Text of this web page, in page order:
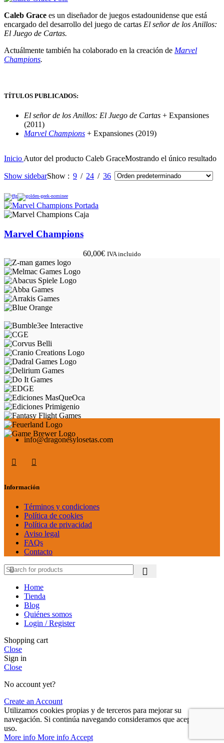
Caleb Grace es un diseñador de juegos estadounidense que está
encargado del desarrollo del juego de cartas El señor de los Anillos:
El Juego de Cartas.
Actuálmente también ha colaborado en la creación de Marvel
Champions.
TÍTULOS PUBLICADOS:
El señor de los Anillos: El Juego de Cartas + Expansiones
(2011)
Marvel Champions + Expansiones (2019)
Inicio Autor del producto Caleb GraceMostrando el único resultado
Show sidebarShow 9 24 36
Marvel Champions
60,00€ IVA incluido
info@dragonesylosetas.com
Información
Términos y condiciones
Política de cookies
Política de privacidad
Aviso legal
FAQs
Contacto
Home
Tienda
Blog
Quiénes somos
Login / Register
Shopping cart
Close
Sign in
Close
No account yet?
Create an Account
Utilizamos cookies propias y de terceros para mejorar su
navegación. Si continúa navegando consideramos que acepta su
uso.
More info More info Accept